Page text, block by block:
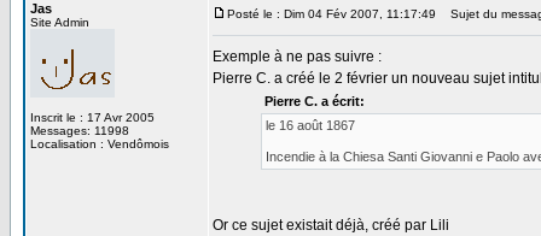
Jas
Site Admin
Inscrit le : 17 Avr 2005
Messages: 11998
Localisation : Vendômois
Posté le : Dim 04 Fév 2007, 11:17:49 Sujet du
Exemple à ne pas suivre :
Pierre C. a créé le 2 février un nouveau sujet
Pierre C. a écrit:
le 16 août 1867
Incendie à la Chiesa Santi Giovanni e Paolo
Or ce sujet existait déjà, créé par Lili